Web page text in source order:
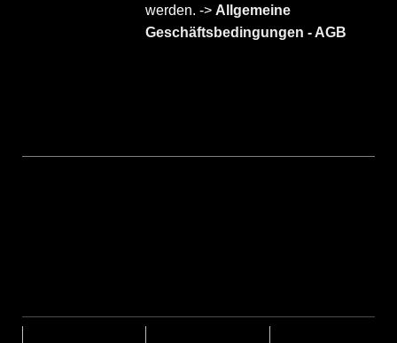
werden. ->Allgemeine
Geschäftsbedingungen - AGB